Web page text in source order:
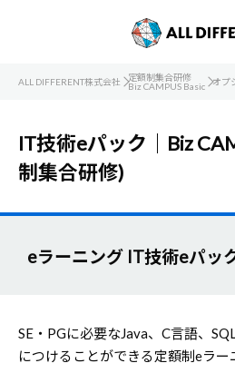
ALL DIFFERENT株式会社
定額制集合研修
Biz CAMPUS Basic
オプ
IT技術eパック｜Biz
制集合研修)
eラーニング IT技術eパッ
SE・PGに必要なJava、C言語、
につけることができる定額制eラー